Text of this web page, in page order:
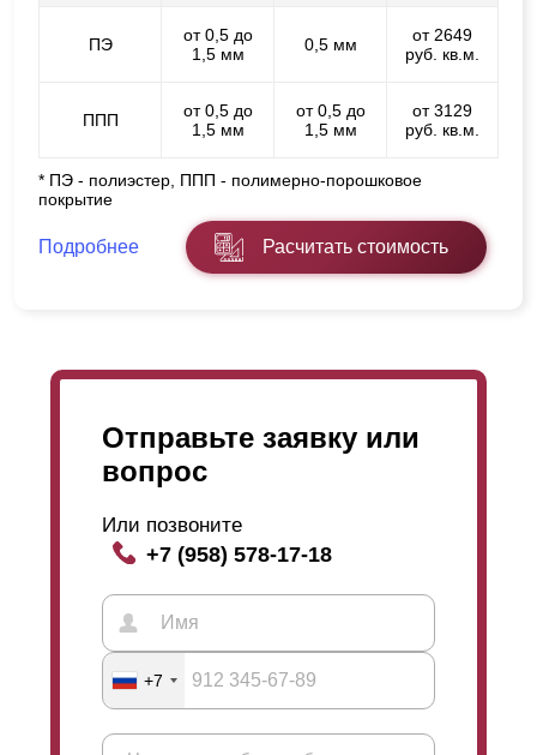
ПЭ
от 0,5 до
1,5 мм
0,5 мм
от 2649
руб. кв.м.
ППП
от 0,5 до
1,5 мм
от 0,5 до
1,5 мм
от 3129
руб. кв.м.
* ПЭ - полиэстер, ППП - полимерно-порошковое
покрытие
Подробнее Расчитать стоимость
Отправьте заявку или
вопрос
Или позвоните
+7 (958) 578-17-18
+7